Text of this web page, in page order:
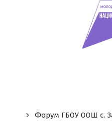
Форум ГБОУ ООШ c.